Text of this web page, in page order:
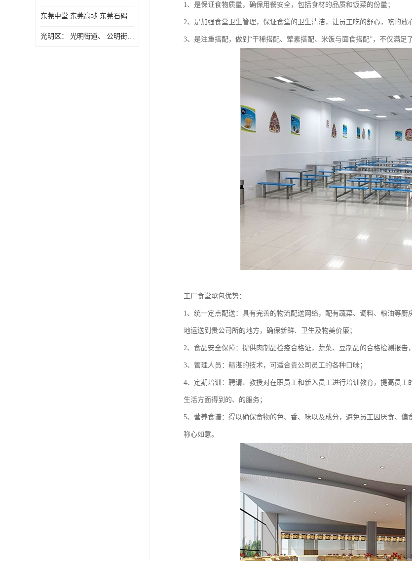
东莞中堂 东莞高埗 东莞石碣 东莞望牛墩 东莞洪梅 东莞道滘 东莞石龙镇 东莞石排镇
光明区： 光明街道、 公明街道、 新湖街道、 凤凰街道、 玉塘街道、 马田街道
1、是保证食物质量，确保用餐安全，包括食材的品质和饭菜的份量；
2、是加强食堂卫生管理，保证食堂的卫生清洁，让员工吃的舒心，吃的放
3、是注重搭配，做到“干稀搭配、荤素搭配、米饭与面食搭配”，不仅满足
工厂食堂承包优势：
1、统一定点配送：具有完善的物流配送网络，配有蔬菜、调料、粮油等
地运送到贵公司所的地方，确保新鲜、卫生及物美价廉；
2、食品安全保障：提供肉制品检疫合格证，蔬菜、豆制品的合格检测报告
3、管理人员：精湛的技术，可适合贵公司员工的各种口味；
4、定期培训：聘请、教授对在职员工和新入员工进行培训教育，提高员
生活方面得到的、的服务；
5、营养食谱：得以确保食物的色、香、味以及成分，避免员工因厌食、
称心如意。